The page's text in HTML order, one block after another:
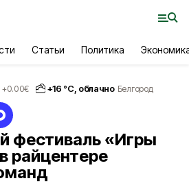
Статьи Политика
+0.00€ +16 °С, облачно Белгород
фестиваль «Игры
райцентере